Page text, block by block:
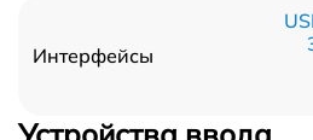
Интерфейсы